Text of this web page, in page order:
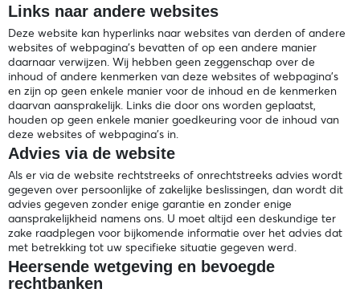
Links naar andere websites
Deze website kan hyperlinks naar websites van derden of andere
websites of webpagina's bevatten of op een andere manier
daarnaar verwijzen. Wij hebben geen zeggenschap over de
inhoud of andere kenmerken van deze websites of webpagina's
en zijn op geen enkele manier voor de inhoud en de kenmerken
daarvan aansprakelijk. Links die door ons worden geplaatst,
houden op geen enkele manier goedkeuring voor de inhoud van
deze websites of webpagina's in.
Advies via de website
Als er via de website rechtstreeks of onrechtstreeks advies wordt
gegeven over persoonlijke of zakelijke beslissingen, dan wordt dit
advies gegeven zonder enige garantie en zonder enige
aansprakelijkheid namens ons. U moet altijd een deskundige ter
zake raadplegen voor bijkomende informatie over het advies dat
met betrekking tot uw specifieke situatie gegeven werd.
Heersende wetgeving en bevoegde
rechtbanken